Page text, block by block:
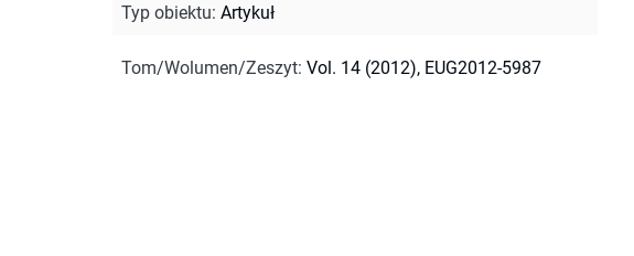
Typ obiektu: Artykuł
Tom/Wolumen/Zeszyt: Vol. 14 (2012), EUG2012-5987